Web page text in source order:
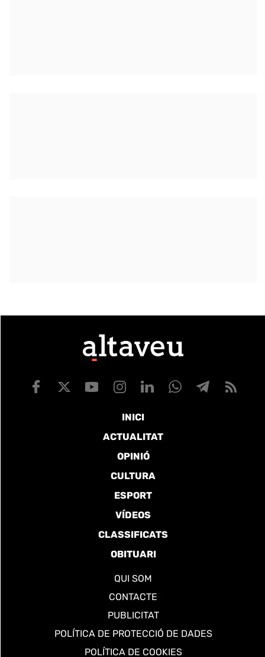
INICI
ACTUALITAT
OPINIÓ
CULTURA
ESPORT
VÍDEOS
CLASSIFICATS
OBITUARI
QUI SOM
CONTACTE
PUBLICITAT
POLÍTICA DE PROTECCIÓ DE DADES
POLÍTICA DE COOKIES